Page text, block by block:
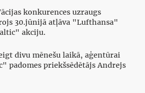
konkurences uzraugs
30.jūnijā atļāva "Lufthansa"
akciju.
divu mēnešu laikā, aģentūrai
padomes priekšsēdētājs Andrejs